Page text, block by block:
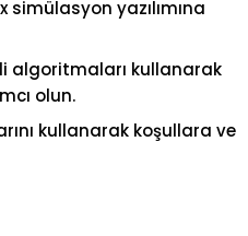
yazılımına
algoritmaları kullanarak
olun.
kullanarak koşullara ve